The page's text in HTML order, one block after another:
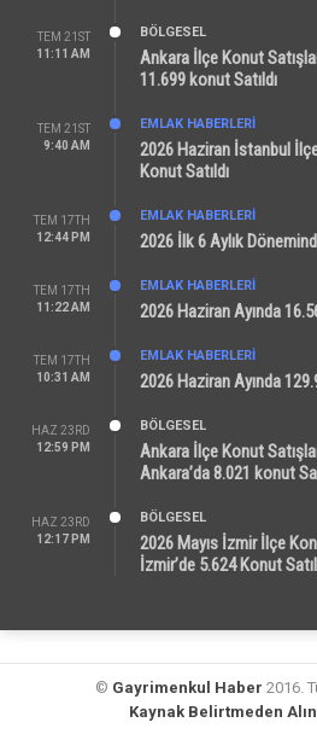
TEM 21ST
11:11 AM
BÖLGESEL
Ankara İlçe Konut
11.699 konut Satıldı
TEM 21ST
9:40 AM
EMLAK HABERLERI
2026 Haziran İstanbul
Konut Satıldı
TEM 17TH
12:44 PM
EMLAK HABERLERI
2026 İlk 6 Aylık
TEM 17TH
11:22 AM
EMLAK HABERLERI
2026 Haziran Ayında
TEM 17TH
10:31 AM
EMLAK HABERLERI
2026 Haziran Ayında
HAZ 23RD
12:59 PM
BÖLGESEL
Ankara İlçe Konut
Ankara’da 8.021 konut
HAZ 23RD
12:17 PM
BÖLGESEL
2026 Mayıs İzmir İlçe
İzmir’de 5.624 Konut
© Gayrimenkul Haber 2016.
Kaynak Belirtmeden